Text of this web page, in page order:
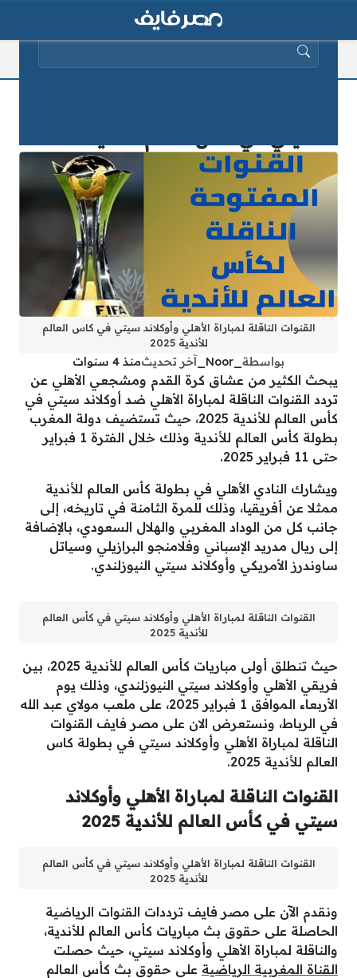
القنوات الناقلة لمباراة الأهلي وأوكلاند سيتي في كاس العالم
للأندية 2025
بواسطة آخر تحديثمنذ 4 سنوات
يبحث الكثير من عشاق كرة القدم ومشجعي الأهلي عن
تردد القنوات الناقلة لمباراة الأهلي ضد أوكلاند سيتي في
كأس العالم للأندية 2025، حيث تستضيف دولة المغرب
بطولة كأس العالم للأندية وذلك خلال الفترة 1 فبراير
حتى 11 فبراير 2025.
ويشارك النادي الأهلي في بطولة كأس العالم للأندية
ممثلا عن أفريقيا، وذلك للمرة الثامنة في تاريخه، إلى
جانب كل من الوداد المغربي والهلال السعودي، بالإضافة
إلى ريال مدريد الإسباني وفلامنجو البرازيلي وسياتل
ساوندرز الأمريكي وأوكلاند سيتي النيوزلندي.
القنوات الناقلة لمباراة الأهلي وأوكلاند سيتي في كأس العالم
للأندية 2025
حيث تنطلق أولى مباريات كأس العالم للأندية 2025، بين
فريقي الأهلي وأوكلاند سيتي النيوزلندي، وذلك يوم
الأربعاء الموافق 1 فبراير 2025، على ملعب مولاي عبد الله
في الرباط، ونستعرض الان على مصر فايف القنوات
الناقلة لمباراة الأهلي وأوكلاند سيتي في بطولة كاس
العالم للأندية 2025.
القنوات الناقلة لمباراة الأهلي وأوكلاند
سيتي في كأس العالم للأندية 2025
القنوات الناقلة لمباراة الأهلي وأوكلاند سيتي في كأس العالم
للأندية 2025
ونقدم الآن على مصر فايف ترددات القنوات الرياضية
الحاصلة على حقوق بث مباريات كأس العالم للأندية،
والناقلة لمباراة الأهلي وأوكلاند سيتي، حيث حصلت
القناة المغربية الرياضية على حقوق بث كأس العالم
البحث عن: